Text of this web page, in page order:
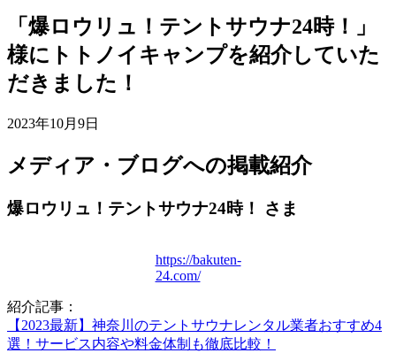
「爆ロウリュ！テントサウナ24時！」
様にトトノイキャンプを紹介していた
だきました！
2023年10月9日
メディア・ブログへの掲載紹介
爆ロウリュ！テントサウナ24時！ さま
https://bakuten-
24.com/
紹介記事：
【2023最新】神奈川のテントサウナレンタル業者おすすめ4
選！サービス内容や料金体制も徹底比較！